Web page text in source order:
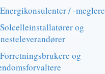
med
/ -meglere
og
og